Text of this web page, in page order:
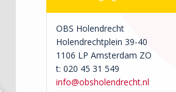
OBS Holendrecht
Holendrechtplein 39-40
1106 LP Amsterdam ZO
t: 020 45 31 549
info@obsholendrecht.nl